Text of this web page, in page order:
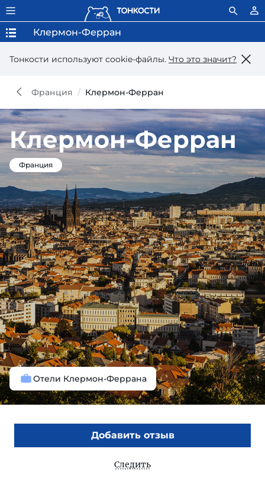
Тонкости используют сookie-файлы. Что это значит?
Клермон-Ферран
Франция Клермон-Ферран
Клермон-Ферран
Франция
Отели Клермон-Феррана
Добавить отзыв
Следить